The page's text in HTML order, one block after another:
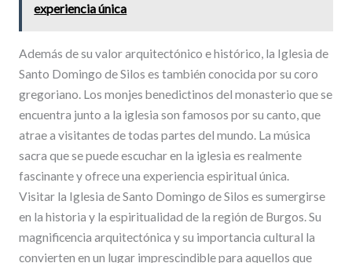
experiencia única
Además de su valor arquitectónico e histórico, la Iglesia de
Santo Domingo de Silos es también conocida por su coro
gregoriano. Los monjes benedictinos del monasterio que se
encuentra junto a la iglesia son famosos por su canto, que
atrae a visitantes de todas partes del mundo. La música
sacra que se puede escuchar en la iglesia es realmente
fascinante y ofrece una experiencia espiritual única.
Visitar la Iglesia de Santo Domingo de Silos es sumergirse
en la historia y la espiritualidad de la región de Burgos. Su
magnificencia arquitectónica y su importancia cultural la
convierten en un lugar imprescindible para aquellos que